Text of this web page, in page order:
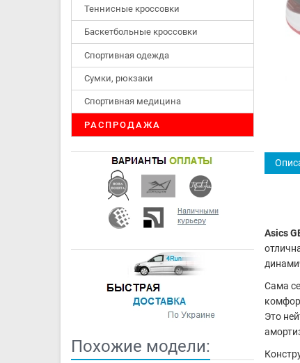
Теннисные кроссовки
Баскетбольные кроссовки
Спортивная одежда
Сумки, рюкзаки
Спортивная медицина
РАСПРОДАЖА
Похожие модели:
Asics
Сама
Это